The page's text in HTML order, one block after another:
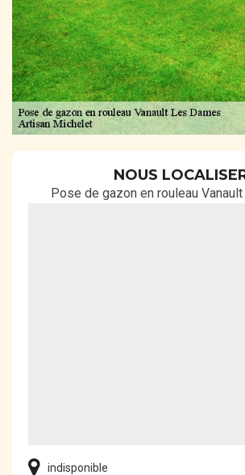
NOUS
Pose de gazon en rouleau
indisponible